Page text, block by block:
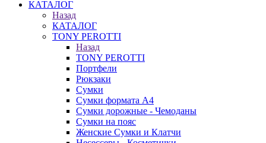
КАТАЛОГ
Назад
КАТАЛОГ
TONY PEROTTI
Назад
TONY PEROTTI
Портфели
Рюкзаки
Сумки
Сумки формата А4
Сумки дорожные - Чемоданы
Сумки на пояс
Женские Сумки и Клатчи